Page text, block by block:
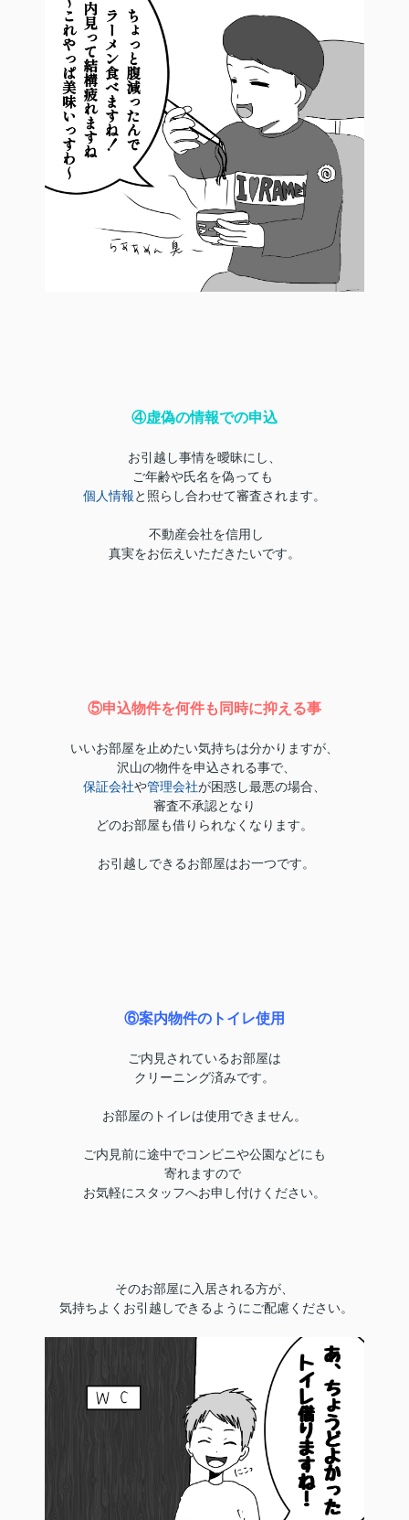
④虚偽の情報での申込
お引越し事情を曖昧にし、
ご年齢や氏名を偽っても
個人情報と照らし合わせて審査されます。
不動産会社を信用し
真実をお伝えいただきたいです。
⑤申込物件を何件も同時に抑える事
いいお部屋を止めたい気持ちは分かりますが、
沢山の物件を申込される事で、
保証会社や管理会社が困惑し最悪の場合、
審査不承認となり
どのお部屋も借りられなくなります。
お引越しできるお部屋はお一つです。
⑥案内物件のトイレ使用
ご内見されているお部屋は
クリーニング済みです。
お部屋のトイレは使用できません。
ご内見前に途中でコンビニや公園などにも
寄れますので
お気軽にスタッフへお申し付けください。
そのお部屋に入居される方が、
気持ちよくお引越しできるようにご配慮ください。